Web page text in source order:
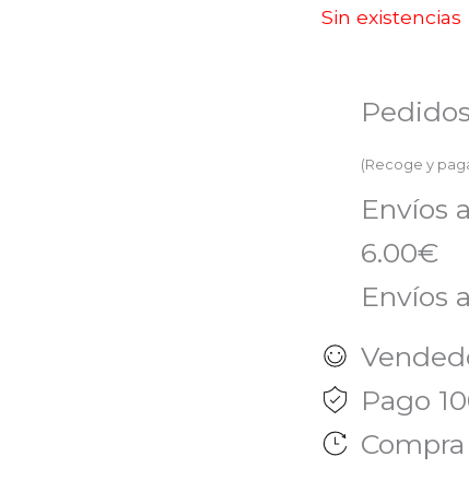
Sin existencias
(Recoge y
Envíos
6.00€
Envíos
Pago